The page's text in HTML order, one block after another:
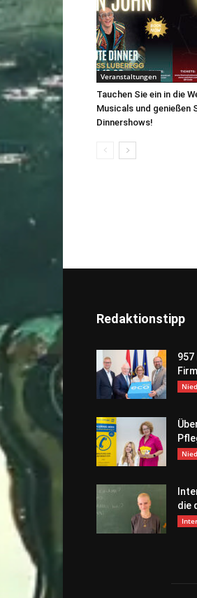
Veranstaltungen
Tauchen Sie ein in die
Musicals und genießen
Dinnershows!
Redaktionstipp
die